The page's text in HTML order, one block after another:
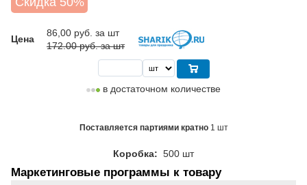
Цена
86,00 руб. за шт
172.00 руб. за шт
в достаточном количестве
Поставляется партиями кратно 1 шт
Коробка: 500 шт
Маркетинговые программы к товару